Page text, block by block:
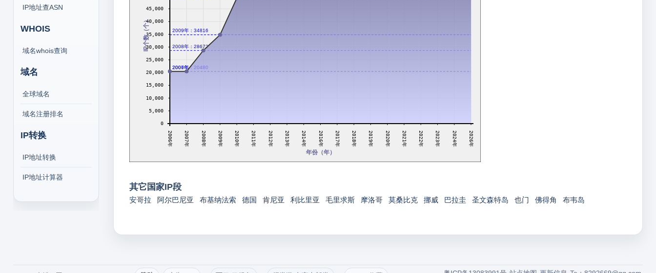
IP地址查ASN
WHOIS
域名whois查询
域名
全球域名
域名注册排名
IP转换
IP地址转换
IP地址计算器
2006年：20480
2007年：20480
2008年：28672
2009年：34816
0
5,000
10,000
15,000
20,000
25,000
30,000
35,000
40,000
45,000
2006年 2007年 2008年 2009年 2010年 2011年 2012年 2013年 2014年 2016年 2017年 2018年 2019年 2020年 2021年 2022年 2023年 2024年 2026年
年份（年）
IP个数（个）
其它国家IP段
安哥拉 阿尔巴尼亚 布基纳法索 德国 肯尼亚 利比里亚 毛里求斯 摩洛哥 莫桑比克 挪威 巴拉圭 圣文森特岛 也门 佛得角 布韦岛